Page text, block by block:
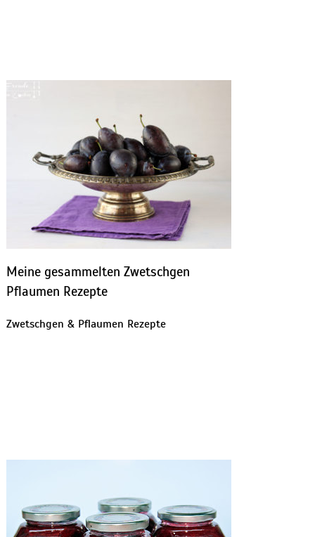
Meine gesammelten Zwetschgen
Pflaumen Rezepte
Zwetschgen & Pflaumen Rezepte